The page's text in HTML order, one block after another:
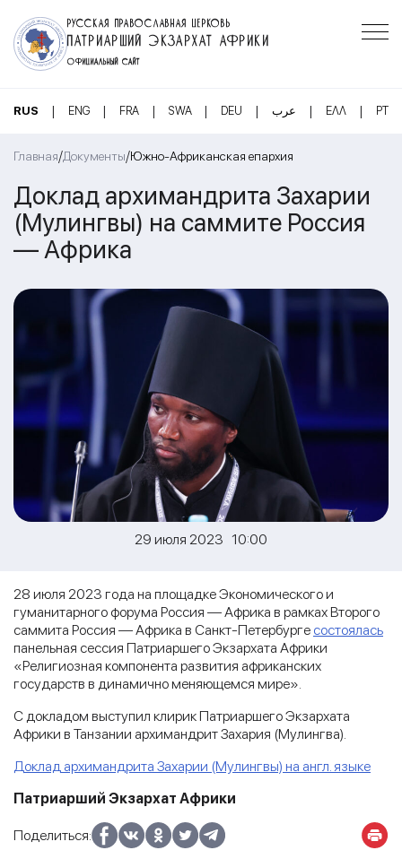
РУССКАЯ ПРАВОСЛАВНАЯ ЦЕРКОВЬ
ПАТРИАРШИЙ ЭКЗАРХАТ АФРИКИ
ОФИЦИАЛЬНЫЙ САЙТ
RUS | ENG | FRA | SWA | DEU | عرب | ΕΛΛ | PT
Главная/Документы/Южно-Африканская епархия
Доклад архимандрита Захарии
(Мулингвы) на саммите Россия
— Африка
29 июля 2023 10:00
28 июля 2023 года на площадке Экономического и
гуманитарного форума Россия — Африка в рамках Второго
саммита Россия — Африка в Санкт-Петербурге состоялась
панельная сессия Патриаршего Экзархата Африки
«Религиозная компонента развития африканских
государств в динамично меняющемся мире».
С докладом выступил клирик Патриаршего Экзархата
Африки в Танзании архимандрит Захария (Мулингва).
Доклад архимандрита Захарии (Мулингвы) на англ. языке
Патриарший Экзархат Африки
Поделиться: